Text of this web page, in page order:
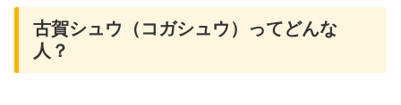
古賀シュウ（コガシュウ）ってどんな
人？